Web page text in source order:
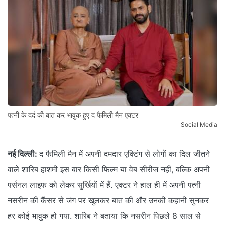
पत्नी के दर्द की बात कर भावुक हुए द फैमिली मैन एक्टर
Social Media
नई दिल्ली: द फैमिली मैन में अपनी दमदार एक्टिंग से लोगों का दिल जीतने
वाले शारिब हाशमी इस बार किसी फिल्म या वेब सीरीज नहीं, बल्कि अपनी
पर्सनल लाइफ को लेकर सुर्खियों में हैं. एक्टर ने हाल ही में अपनी पत्नी
नसरीन की कैंसर से जंग पर खुलकर बात की और उनकी कहानी सुनकर
हर कोई भावुक हो गया. शारिब ने बताया कि नसरीन पिछले 8 साल से